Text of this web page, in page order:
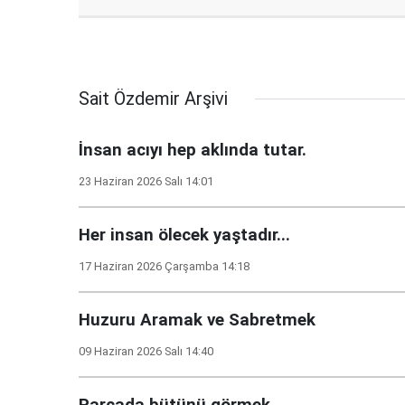
Sait Özdemir Arşivi
İnsan acıyı hep aklında tutar.
23 Haziran 2026 Salı 14:01
Her insan ölecek yaştadır...
17 Haziran 2026 Çarşamba 14:18
Huzuru Aramak ve Sabretmek
09 Haziran 2026 Salı 14:40